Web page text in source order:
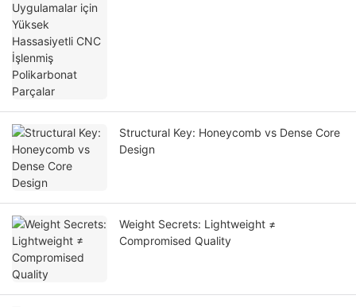
Structural Key: Honeycomb vs Dense Core
Design
Weight Secrets: Lightweight ≠
Compromised Quality